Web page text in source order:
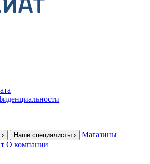
› Наши специалисты ›
Магазины
О компании